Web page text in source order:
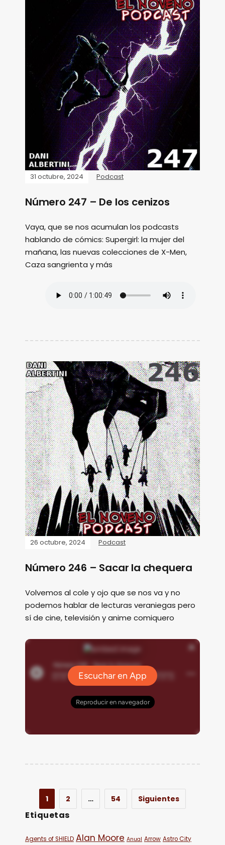
31 octubre, 2024 Podcast
Número 247 – De los cenizos
Vaya, que se nos acumulan los podcasts
hablando de cómics: Supergirl: la mujer del
mañana, las nuevas colecciones de X-Men,
Caza sangrienta y más
26 octubre, 2024 Podcast
Número 246 – Sacar la chequera
Volvemos al cole y ojo que se nos va y no
podemos hablar de lecturas veraniegas pero
sí de cine, televisión y anime comiquero
1 2 … 54 Siguientes
Etiquetas
Agents of SHIELD Alan Moore Anual Arrow Astro City